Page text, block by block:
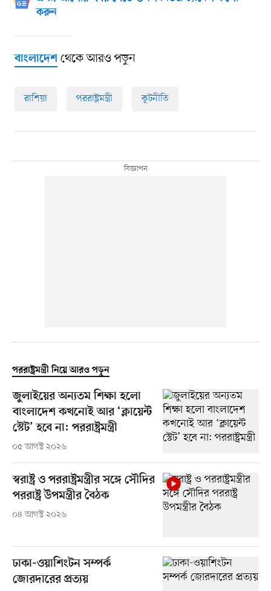
করুন
বাংলাদেশথেকে আরও পড়ুন
রাশিয়া পররাষ্ট্রমন্ত্রী কূটনীতি
পররাষ্ট্রমন্ত্রী নিয়ে আরও পড়ুন
জুলাইয়ের অন্যতম শিক্ষা হলো
বাংলাদেশ কখনোই আর ‘ক্লায়েন্ট
স্টেট’ হবে না: পররাষ্ট্রমন্ত্রী
০৫ আগস্ট ২০২৬
স্বরাষ্ট্র ও পররাষ্ট্রমন্ত্রীর সঙ্গে সৌদির
পররাষ্ট্র উপমন্ত্রীর বৈঠক
০৪ আগস্ট ২০২৬
ঢাকা-ওয়াশিংটন সম্পর্ক
জোরদারের প্রত্যয়